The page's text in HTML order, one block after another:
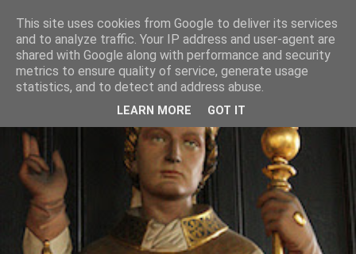
This site uses cookies from Google to deliver its services
and to analyze traffic. Your IP address and user-agent are
shared with Google along with performance and security
metrics to ensure quality of service, generate usage
statistics, and to detect and address abuse.
LEARN MORE GOT IT